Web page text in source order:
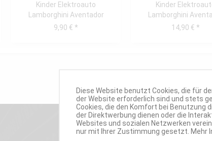
Kinder Elektroauto
Lamborghini Aventador
SX2018 Schleifkontakt...
9,90 € *
Kinder
Lamborghini
SX2018 Rad vorne
14,90 € *
Diese Website benutzt Cookies, die für
der Website erforderlich sind und stets
Cookies, die den Komfort bei Benutzung
der Direktwerbung dienen oder die
Websites und sozialen Netzwerken
nur mit Ihrer Zustimmung gesetzt. Mehr